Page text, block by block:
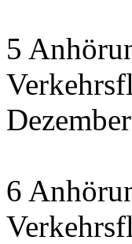
5
6